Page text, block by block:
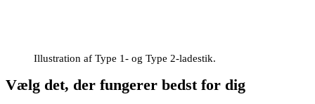
Illustration af Type 1- og Type 2-ladestik.
Vælg det, der fungerer bedst for dig